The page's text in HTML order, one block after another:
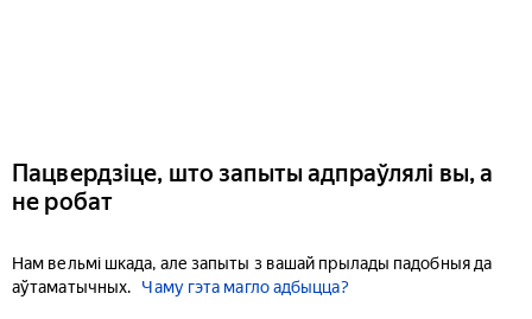
Пацвердзіце, што запыты адпраўлялі вы, а
не робат
Нам вельмі шкада, але запыты з вашай прылады падобныя да
аўтаматычных.
Чаму гэта магло адбыцца?